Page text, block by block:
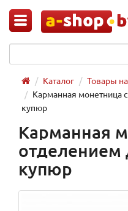
Каталог
Товары
Карманная монетница
купюр
Карманная
купюр